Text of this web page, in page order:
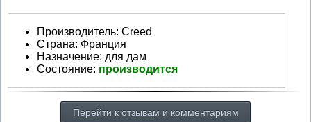
Производитель: Creed
Страна: Франция
Назначение: для дам
Состояние: производится
Перейти к отзывам и комментариям